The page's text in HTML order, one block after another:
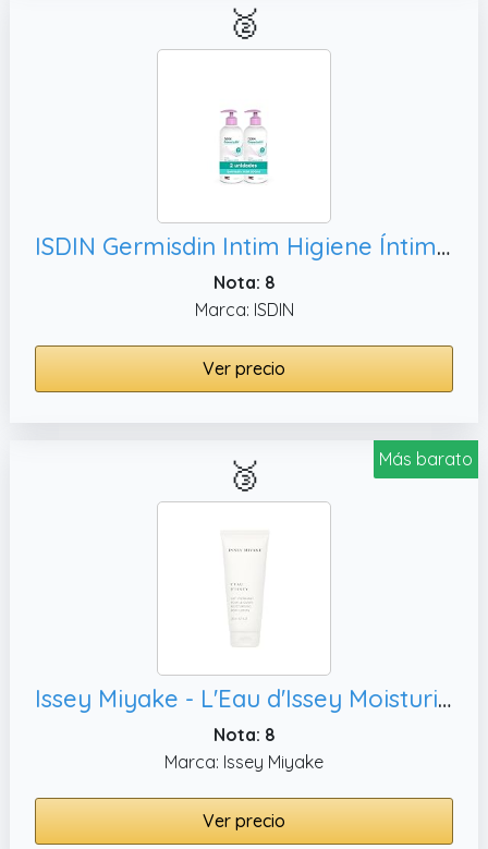
🥈
ISDIN Germisdin Intim Higiene Íntima Gel de Higiene Íntima de Uso Diario, 1000 ml
Nota: 8
Marca: ISDIN
Ver precio
Más barato
🥉
Issey Miyake - L'Eau d'Issey Moisturizing Body Lotion - Crema Corporal Perfumada Floral y Acuática para Mujer con Rosa, Loto y Flores Blancas - Fragancia Hidratante y Sofisticada
Nota: 8
Marca: Issey Miyake
Ver precio